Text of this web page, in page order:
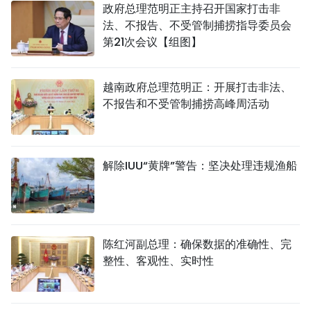
政府总理范明正主持召开国家打击非
法、不报告、不受管制捕捞指导委员会
第21次会议【组图】
越南政府总理范明正：开展打击非法、
不报告和不受管制捕捞高峰周活动
解除IUU“黄牌”警告：坚决处理违规渔船
陈红河副总理：确保数据的准确性、完
整性、客观性、实时性